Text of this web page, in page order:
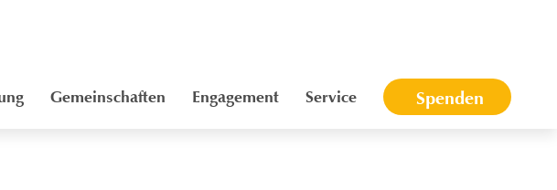
Gemeinschaften Engagement Service Spenden